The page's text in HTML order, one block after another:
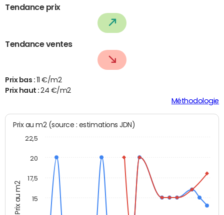
Tendance prix
Tendance ventes
Prix bas :
11 €/m2
Prix haut :24 €/m2
Méthodologie
Prix au m2
Prix au m2 (source : estimations JDN)
15
17,5
20
22,5